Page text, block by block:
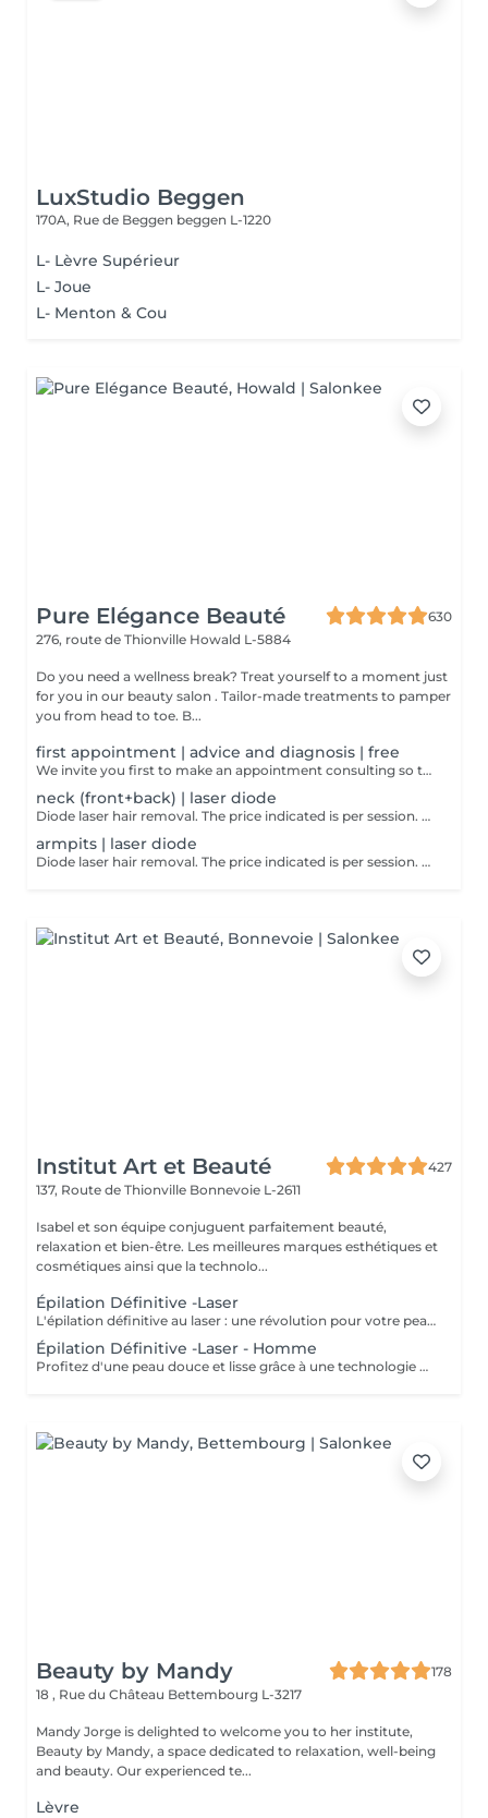
LuxStudio Beggen
170A, Rue de Beggen beggen L-1220
L- Lèvre Supérieur
L- Joue
L- Menton & Cou
Pure Elégance Beauté
630
276, route de Thionville Howald L-5884
Do you need a wellness break? Treat yourself to a moment just
for you in our beauty salon . Tailor-made treatments to pamper
you from head to toe. B...
first appointment | advice and diagnosis | free
We invite you first to make an appointment consulting so that we can make a detailed diagnosis! We will find together with you the appropriate solution so that your final hair removal is a success.
neck (front+back) | laser diode
Diode laser hair removal. The price indicated is per session. 6-8 sessions are necessary for an optimal result.
armpits | laser diode
Diode laser hair removal. The price indicated is per session. 6-8 sessions are necessary for an optimal result.
Institut Art et Beauté
427
137, Route de Thionville Bonnevoie L-2611
Isabel et son équipe conjuguent parfaitement beauté,
relaxation et bien-être. Les meilleures marques esthétiques et
cosmétiques ainsi que la technolo...
Épilation Définitive -Laser
L'épilation définitive au laser : une révolution pour votre peau ! Avec notre technologie avancée Pulse Laser , offrez-vous investissement dans votre confort et votre beauté . Les avantages de l'épilation définitive : -Une méthode douce et indolore. -Résultats durables. -Adaptée à tous les types de peau. -Gain de temps et praticité. -Rapidité et efficacité. -Calculer 6 séance es par zone. Révéler votre beauté naturelle ! Votre bien-être est notre priorité.
Épilation Définitive -Laser - Homme
Profitez d'une peau douce et lisse grâce à une technologie de pointe qui allie efficacité, rapidité et confort tous les types de peau . Des résultats visibles et durables Un soin en toute sécurité et sans douleur Une méthode rapide pour être prête avant les fêtes ! Sublimez votre peau Prenez soin de vous vous le méritez !
Beauty by Mandy
178
18 , Rue du Château Bettembourg L-3217
Mandy Jorge is delighted to welcome you to her institute,
Beauty by Mandy, a space dedicated to relaxation, well-being
and beauty. Our experienced te...
Lèvre